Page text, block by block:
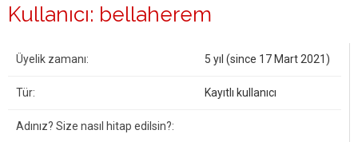
Kullanıcı: bellaherem
Üyelik zamanı: 5 yıl (since 17 Mart 2021)
Tür: Kayıtlı kullanıcı
Adınız? Size nasıl hitap edilsin?: